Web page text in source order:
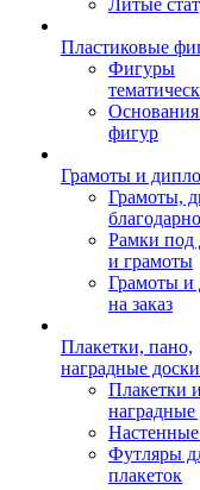
Литые
Пластиковые
Фигуры
фигур
Грамоты и
Грамоты,
Рамки
и грамоты
Грамоты
на заказ
Плакетки, пано,
наградные доски
Плакетки и
наградные
Футляры
плакеток